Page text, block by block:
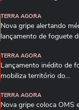
TERRA AGORA
Nova gripe alertando
lançamento de foguete
TERRA AGORA
Lançamento inédito de
mobiliza território do...
TERRA AGORA
Nova gripe coloca OMS